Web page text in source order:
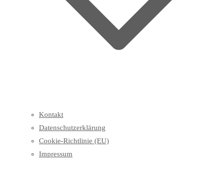
Kontakt
Datenschutzerklärung
Cookie-Richtlinie (EU)
Impressum